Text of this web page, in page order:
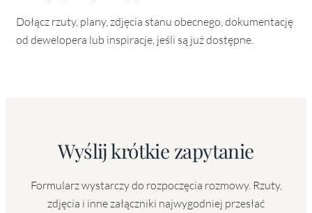
Dołącz rzuty, plany, zdjęcia stanu obecnego, dokumentację
od dewelopera lub inspiracje, jeśli są już dostępne.
Wyślij krótkie zapytanie
Formularz wystarczy do rozpoczęcia rozmowy. Rzuty,
zdjęcia i inne załączniki najwygodniej przesłać